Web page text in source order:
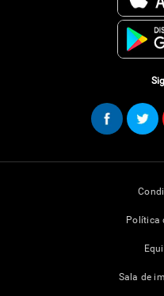
Política
Sala de